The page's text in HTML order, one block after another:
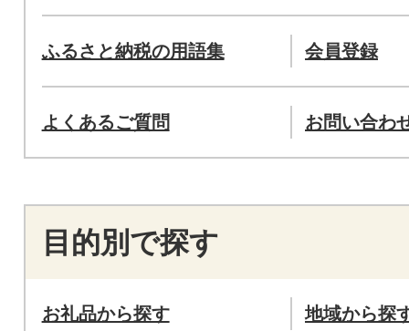
ふるさと納税の用語集 会員登録
よくあるご質問 お問い合わ
目的別で探す
お礼品から探す 地域から探